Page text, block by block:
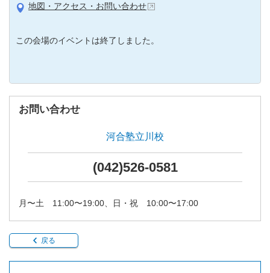
地図・アクセス・お問い合わせ
この会場のイベントは終了しました。
お問い合わせ
河合塾立川校
(042)526-0581
月〜土 11:00〜19:00、日・祝 10:00〜17:00
戻る